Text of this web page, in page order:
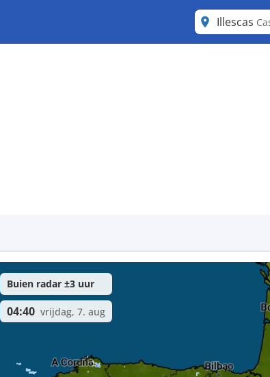
Illescas
Buien radar ±3 uur
04:40 vrijdag, 7. aug